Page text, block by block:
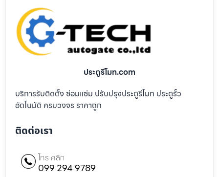
ประตูรีโมท.com
บริการรับติดตั้ง ซ่อมแซ่ม ปรับปรุงประตูรีโมท ประตูรั้ว
อัตโนมัติ ครบวงจร ราคาถูก
ติดต่อเรา
โทร คลิก
099 294 9789